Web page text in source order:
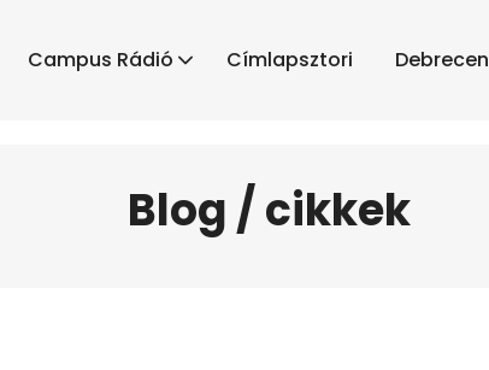
Campus Rádió Címlapsztori Debrecen
Blog / cikkek